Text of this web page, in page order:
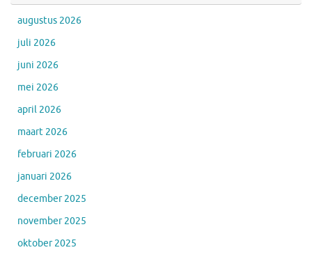
augustus 2026
juli 2026
juni 2026
mei 2026
april 2026
maart 2026
februari 2026
januari 2026
december 2025
november 2025
oktober 2025